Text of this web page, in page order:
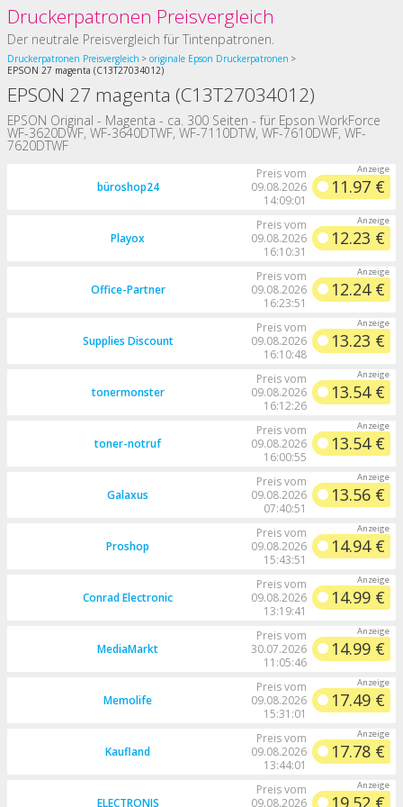
Druckerpatronen Preisvergleich
Der neutrale Preisvergleich für Tintenpatronen.
Druckerpatronen Preisvergleich
originale Epson Druckerpatronen
EPSON 27 magenta (C13T27034012)
EPSON 27 magenta (C13T27034012)
EPSON Original - Magenta - ca. 300 Seiten - für Epson WorkForce
WF-3620DWF, WF-3640DTWF, WF-7110DTW, WF-7610DWF, WF-
7620DTWF
büroshop24
Preis vom
09.08.2026
14:09:01
11.97 €
Playox
Preis vom
09.08.2026
16:10:31
12.23 €
Office-Partner
Preis vom
09.08.2026
16:23:51
12.24 €
Supplies Discount
Preis vom
09.08.2026
16:10:48
13.23 €
tonermonster
Preis vom
09.08.2026
16:12:26
13.54 €
toner-notruf
Preis vom
09.08.2026
16:00:55
13.54 €
Galaxus
Preis vom
09.08.2026
07:40:51
13.56 €
Proshop
Preis vom
09.08.2026
15:43:51
14.94 €
Conrad Electronic
Preis vom
09.08.2026
13:19:41
14.99 €
MediaMarkt
Preis vom
30.07.2026
11:05:46
14.99 €
Memolife
Preis vom
09.08.2026
15:31:01
17.49 €
Kaufland
Preis vom
09.08.2026
13:44:01
17.78 €
ELECTRONIS
Preis vom
09.08.2026
19.52 €